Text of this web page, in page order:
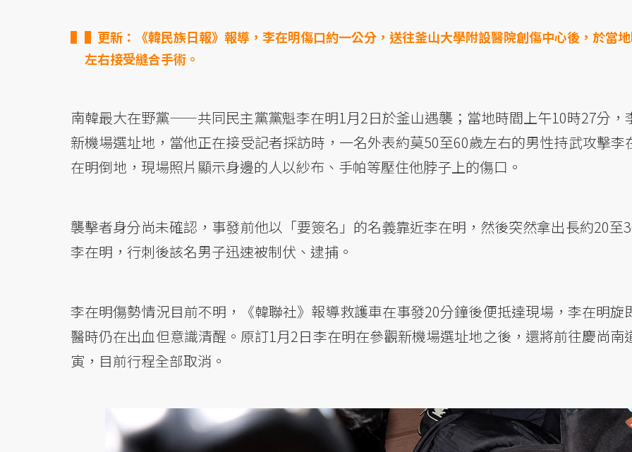
▌更新：《韓民族日報》報導，李在明傷口約一公分，送往釜山大學附設醫院創傷中心後，於當
左右接受縫合手術。
南韓最大在野黨——共同民主黨黨魁李在明1月2日於釜山遇襲；當地時間上午10時27分，
新機場選址地，當他正在接受記者採訪時，一名外表約莫50至60歲左右的男性持武攻擊李
在明倒地，現場照片顯示身邊的人以紗布、手帕等壓住他脖子上的傷口。
襲擊者身分尚未確認，事發前他以「要簽名」的名義靠近李在明，然後突然拿出長約20至
李在明，行刺後該名男子迅速被制伏、逮捕。
李在明傷勢情況目前不明，《韓聯社》報導救護車在事發20分鐘後便抵達現場，李在明旋
醫時仍在出血但意識清醒。原訂1月2日李在明在參觀新機場選址地之後，還將前往慶尚南
寅，目前行程全部取消。